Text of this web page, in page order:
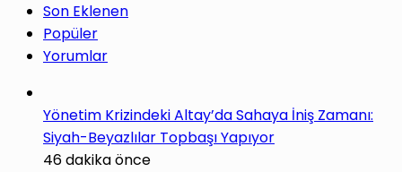
Son Eklenen
Popüler
Yorumlar
Yönetim Krizindeki Altay’da Sahaya İniş Zamanı:
Siyah-Beyazlılar Topbaşı Yapıyor
46 dakika önce